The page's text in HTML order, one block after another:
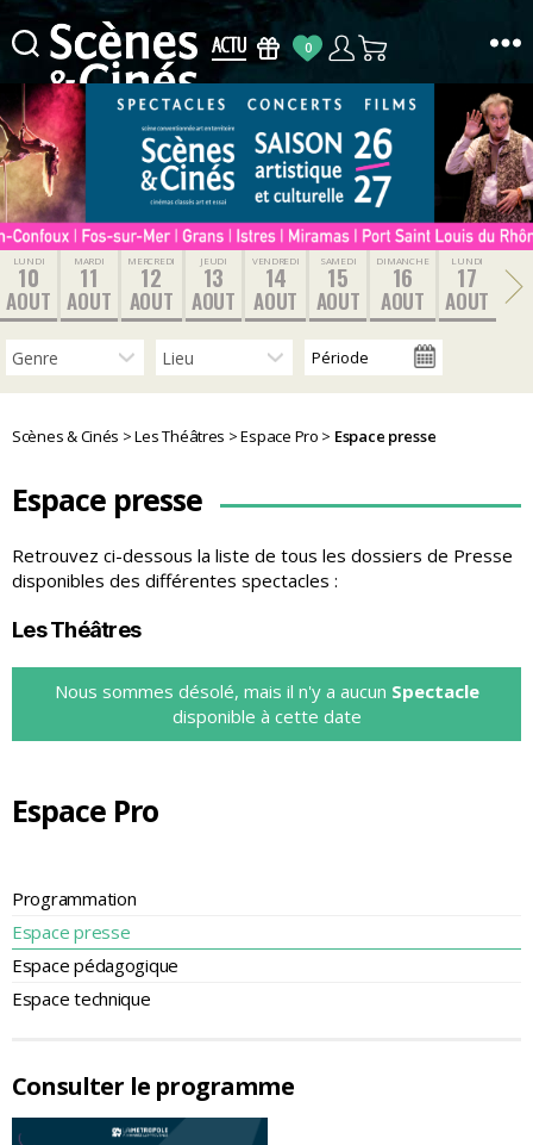
Scènes
&
Cinés
0
LUNDI
10
AOUT
MARDI
11
AOUT
MERCREDI
12
AOUT
JEUDI
13
AOUT
VENDREDI
14
AOUT
SAMEDI
15
AOUT
DIMANCHE
16
AOUT
LUNDI
17
AOUT
Scènes & Cinés >Les Théâtres >Espace Pro > Espace presse
Espace Pro
Programmation
Espace presse
Espace pédagogique
Espace technique
Consulter le programme
Espace presse
Retrouvez ci-dessous la liste de tous les dossiers de Presse
disponibles des différentes spectacles :
Les Théâtres
Nous sommes désolé, mais il n'y a aucun Spectacle
disponible à cette date